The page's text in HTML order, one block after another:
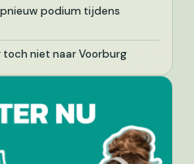
podium tijdens
niet naar Voorburg